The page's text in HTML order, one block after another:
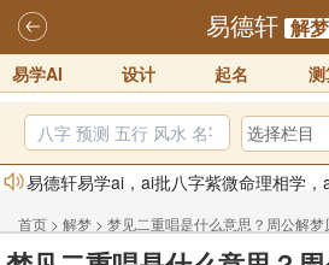
易德轩 解梦
易学AI 设计 起名
易德轩易学ai，ai批八字紫微命理相学
体验！！
2025-07-01
易德轩网重构及升能完成，欢迎大家来
首页 > 解梦 > 梦见二重唱是什么意思？周公解梦